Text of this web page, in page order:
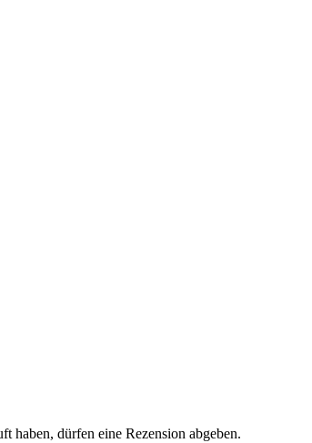
haben, dürfen eine Rezension abgeben.